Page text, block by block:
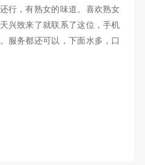
行，有熟女的味道。喜欢熟女
兴致来了就联系了这位，手机
服务都还可以，下面水多，口